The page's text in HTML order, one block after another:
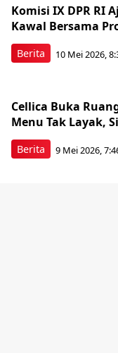
Berita
Komisi IX DPR RI
Kawal Bersama
10 Mei 2026,
Berita
Cellica Buka
Menu Tak Layak,
9 Mei 2026,